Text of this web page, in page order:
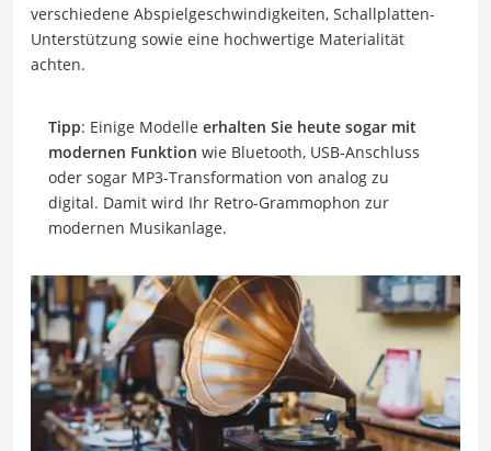
verschiedene Abspielgeschwindigkeiten, Schallplatten-
Unterstützung sowie eine hochwertige Materialität
achten.
Tipp: Einige Modelle erhalten Sie heute sogar mit
modernen Funktion wie Bluetooth, USB-Anschluss
oder sogar MP3-Transformation von analog zu
digital. Damit wird Ihr Retro-Grammophon zur
modernen Musikanlage.